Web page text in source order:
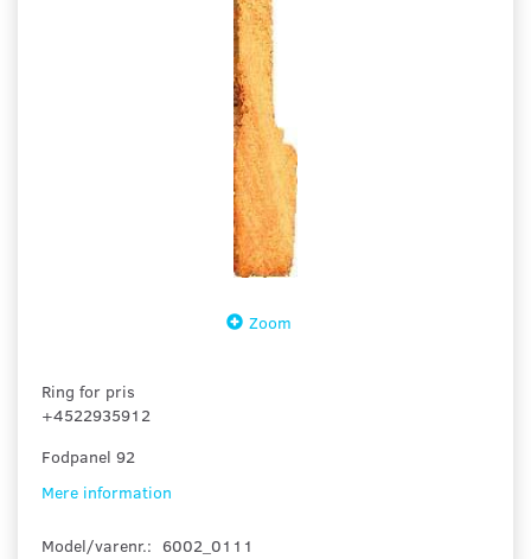
Zoom
Ring for pris
+4522935912
Fodpanel 92
Mere information
Model/varenr.: 6002_0111